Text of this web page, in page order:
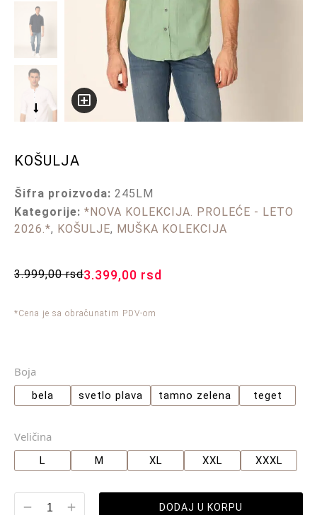
KOŠULJA
Šifra proizvoda: 245LM
Kategorije: *NOVA KOLEKCIJA. PROLEĆE - LETO
2026.*, KOŠULJE, MUŠKA KOLEKCIJA
3.999,00rsd3.399,00 rsd
*Cena je sa obračunatim PDV-om
Boja
bela svetlo plava tamno zelena teget
Veličina
L M XL XXL XXXL
DODAJ U KORPU